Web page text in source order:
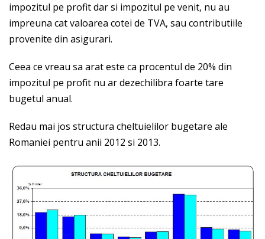
impozitul pe profit dar si impozitul pe venit, nu au
impreuna cat valoarea cotei de TVA, sau contributiile
provenite din asigurari.
Ceea ce vreau sa arat este ca procentul de 20% din
impozitul pe profit nu ar dezechilibra foarte tare
bugetul anual.
Redau mai jos structura cheltuielilor bugetare ale
Romaniei pentru anii 2012 si 2013.